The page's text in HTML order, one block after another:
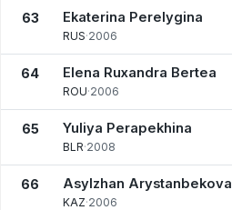
63 Ekaterina Perelygina
RUS·2006
64 Elena Ruxandra Bertea
ROU·2006
65 Yuliya Perapekhina
BLR·2008
66 Asylzhan Arystanbekova
KAZ·2006